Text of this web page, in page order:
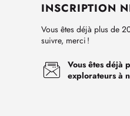
INSCRIPTION
Vous êtes déjà plus de
suivre, merci !
Vous êtes déjà
explorateurs à